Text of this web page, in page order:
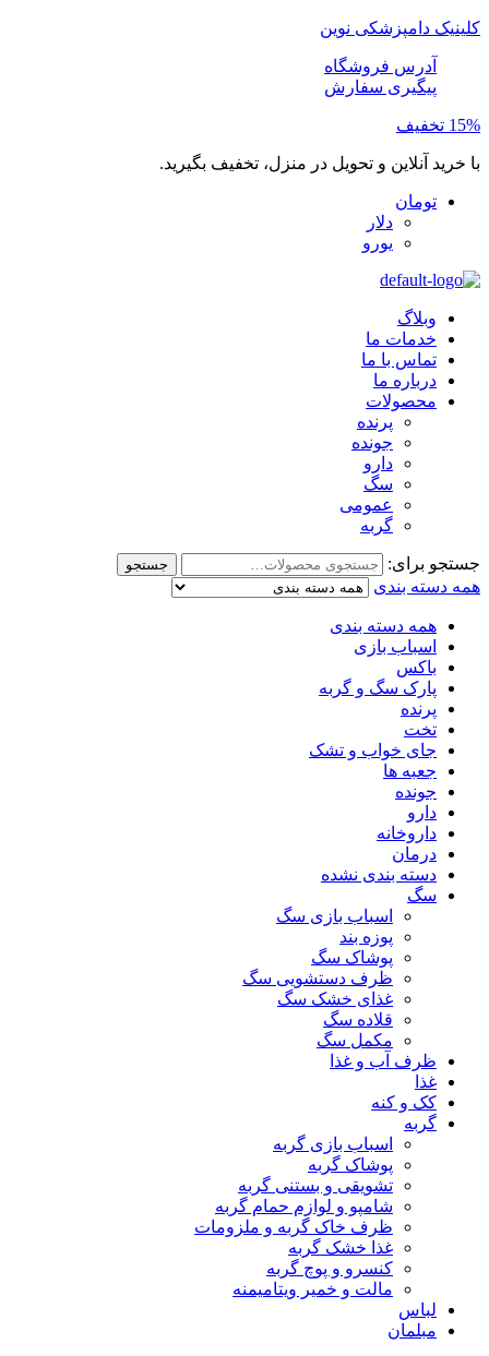
کلینیک دامپزشکی نوین
آدرس فروشگاه
پیگیری سفارش
15% تخفیف
با خرید آنلاین و تحویل در منزل، تخفیف بگیرید.
تومان
دلار
یورو
وبلاگ
خدمات ما
تماس با ما
درباره ما
محصولات
پرنده
جونده
دارو
سگ
عمومی
گربه
جستجو برای: جستجو
همه دسته بندی
همه دسته بندی
اسباب بازی
باکس
پارک سگ و گربه
پرنده
تخت
جای خواب و تشک
جعبه ها
جونده
دارو
داروخانه
درمان
دسته بندی نشده
سگ
اسباب بازی سگ
پوزه بند
پوشاک سگ
ظرف دستشویی سگ
غذای خشک سگ
قلاده سگ
مکمل سگ
ظرف آب و غذا
غذا
کک و کنه
گربه
اسباب بازی گربه
پوشاک گربه
تشویقی و بستنی گربه
شامپو و لوازم حمام گربه
ظرف خاک گربه و ملزومات
غذا خشک گربه
کنسرو و پوچ گربه
مالت و خمیر ویتامیمنه
لباس
مبلمان